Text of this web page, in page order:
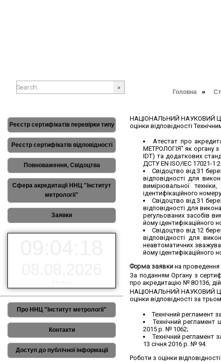
Головна »
Реєстр сертифікатів перевірки типу
Реєстр сертифікатів відповідності
Повноваження, Свідоцтва
Сфера акредитації ННЦ "Інститут
метрології"
Заявки
Про ННЦ "Інститут метрології"
Контакти
Доступ до публічної інформації
НАЦІОНАЛЬНИЙ НАУКОВИЙ
оцінки відповідності
Атестат про
МЕТРОЛОГІЯ" як органу з
IDT) та додаткових
ДСТУ EN ISO/IEC 17021-
Свідоцтво від 31
відповідності для
вимірювальної
ідентифікаційного
Свідоцтво від 31
відповідності для
регульованих засобів
йому ідентифікаційного
Свідоцтво від 12
відповідності для
неавтоматичних
йому ідентифікаційного
Форма заявки на проведення
За поданням Органу з
про акредитацію № 8О136,
НАЦІОНАЛЬНИЙ НАУКОВИЙ
оцінки відповідності за
Технічний регламент
Технічний регламент
2015 р. № 1062;
Технічний регламент
13 січня 2016 р. № 94.
Роботи з оцінки